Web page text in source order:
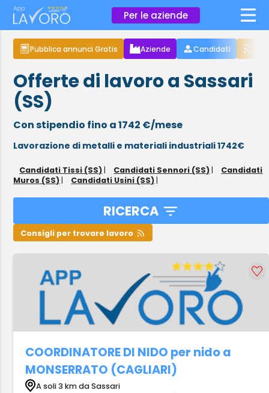
Per le aziende ×
Pubblica annunci Gratis Aziende Candidati
Offerte di lavoro a Sassari
(SS)
Con stipendio fino a 1742 €/mese
Lavorazione di metalli e materiali industriali 1742€
Candidati Tissi (SS) | Candidati Sennori (SS) |
Candidati
Muros (SS) | Candidati Usini (SS) |
RICERCA
Consigli per trovare lavoro
COORDINATORE DI NIDO per nido a
MONSERRATO (CAGLIARI)
A soli 3 km da Sassari